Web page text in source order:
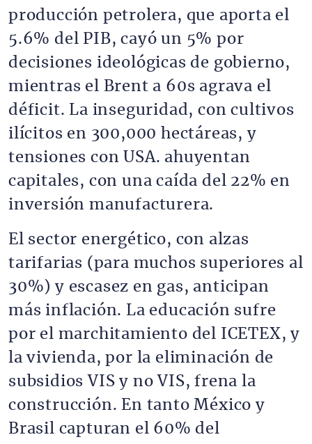
producción petrolera, que aporta el
5.6% del PIB, cayó un 5% por
decisiones ideológicas de gobierno,
mientras el Brent a 60s agrava el
déficit. La inseguridad, con cultivos
ilícitos en 300,000 hectáreas, y
tensiones con USA. ahuyentan
capitales, con una caída del 22% en
inversión manufacturera.
El sector energético, con alzas
tarifarias (para muchos superiores al
30%) y escasez en gas, anticipan
más inflación. La educación sufre
por el marchitamiento del ICETEX, y
la vivienda, por la eliminación de
subsidios VIS y no VIS, frena la
construcción. En tanto México y
Brasil capturan el 60% del